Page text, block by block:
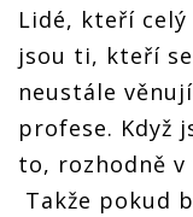
Lidé, kteří
jsou ti, kteří
neustále
profese. Když
to, rozhodně
Takže pokud